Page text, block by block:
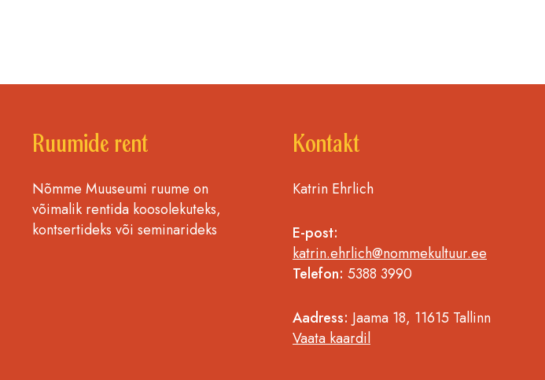
Ruumide rent
Nõmme Muuseumi ruume on
võimalik rentida koosolekuteks,
kontsertideks või seminarideks
Kontakt
Katrin Ehrlich
E-post:
katrin.ehrlich@nommekultuur.ee
Telefon: 5388 3990
Aadress: Jaama 18, 11615 Tallinn
Vaata kaardil